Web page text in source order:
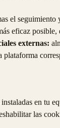
el
eficaz
externas:
en tu
las